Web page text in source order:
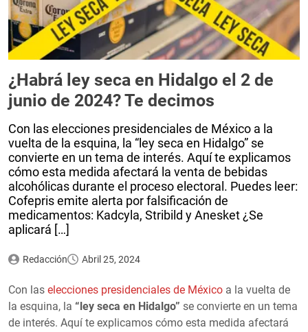
¿Habrá ley seca en Hidalgo el 2 de
junio de 2024? Te decimos
Con las elecciones presidenciales de México a la
vuelta de la esquina, la “ley seca en Hidalgo” se
convierte en un tema de interés. Aquí te explicamos
cómo esta medida afectará la venta de bebidas
alcohólicas durante el proceso electoral. Puedes leer:
Cofepris emite alerta por falsificación de
medicamentos: Kadcyla, Stribild y Anesket ¿Se
aplicará […]
Redacción Abril 25, 2024
Con las elecciones presidenciales de México a la vuelta de
la esquina, la “ley seca en Hidalgo” se convierte en un tema
de interés. Aquí te explicamos cómo esta medida afectará